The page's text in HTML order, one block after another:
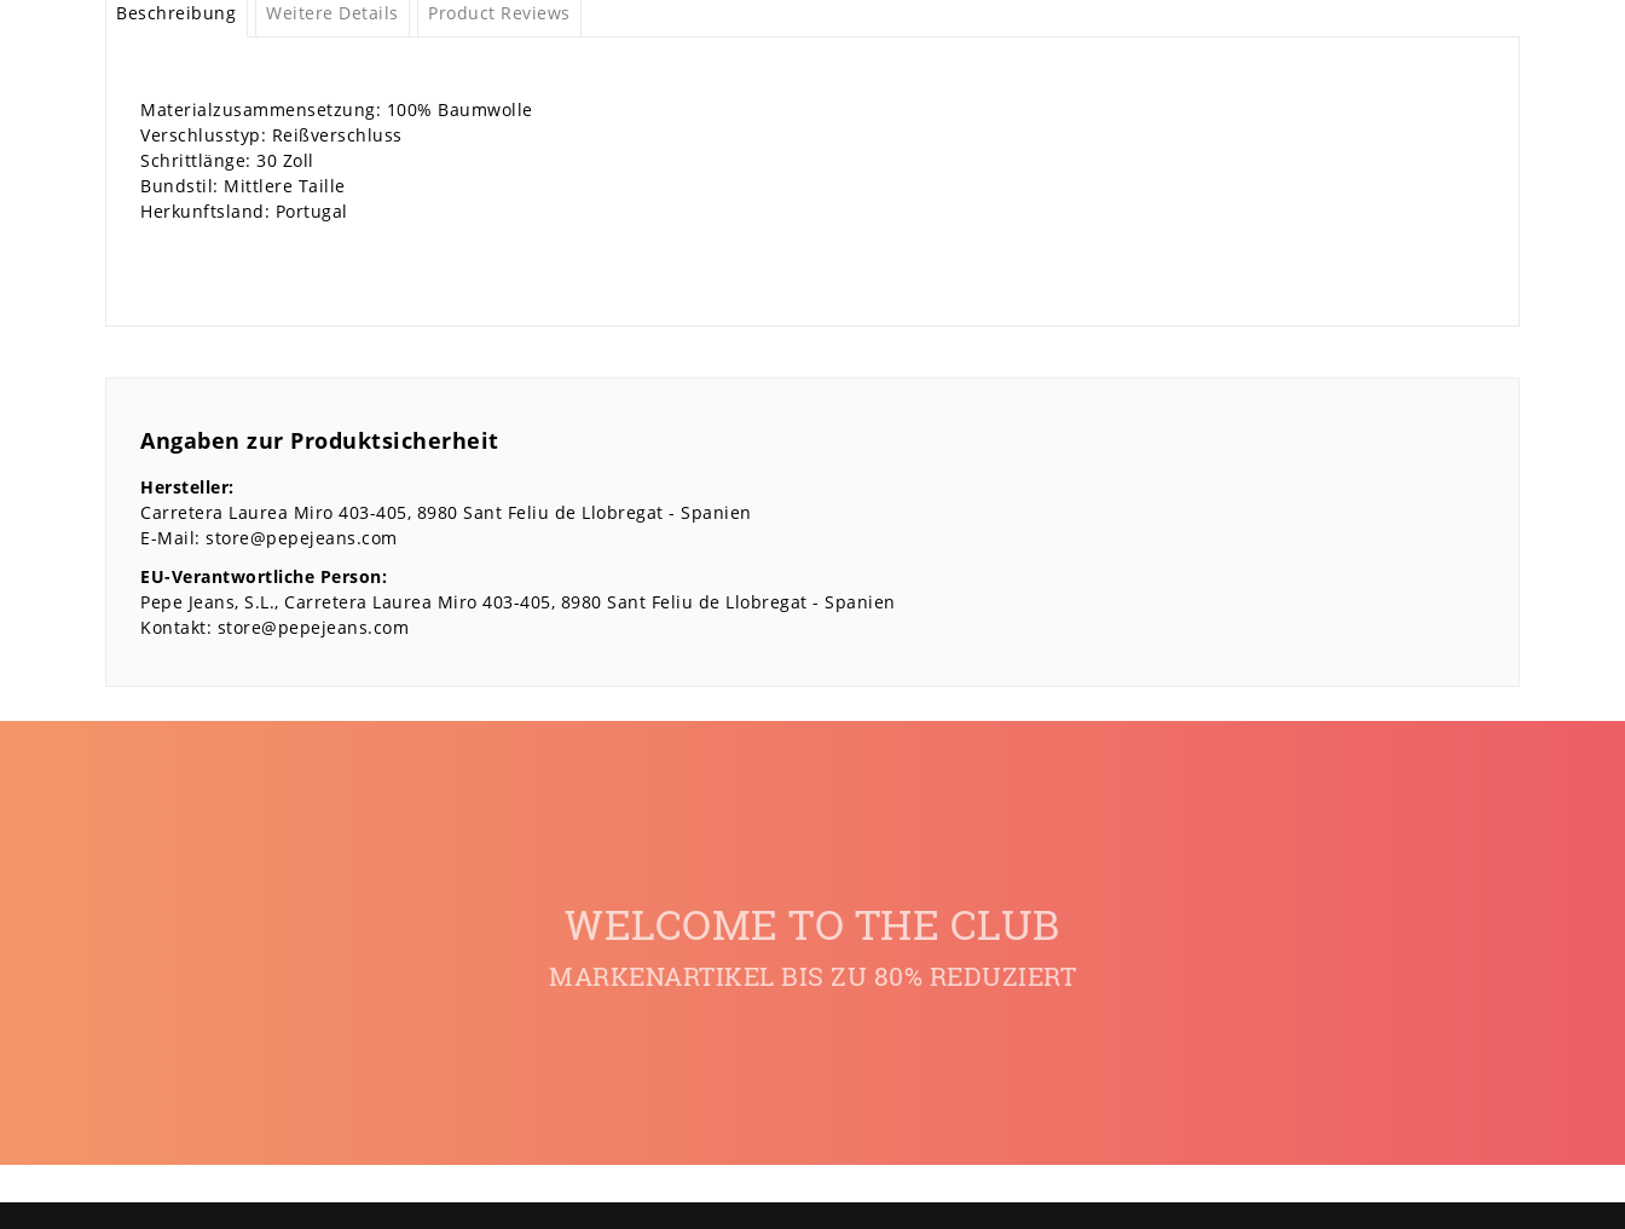
Beschreibung Weitere Details Product Reviews
Materialzusammensetzung: 100% Baumwolle
Verschlusstyp: Reißverschluss
Schrittlänge: 30 Zoll
Bundstil: Mittlere Taille
Herkunftsland: Portugal
Angaben zur Produktsicherheit
Hersteller:
Carretera Laurea Miro 403-405 8980 Sant Feliu de Llobregat
Spanien
E-Mail: store@pepejeans.com
EU-Verantwortliche Person:
Pepe Jeans, S.L. Carretera Laurea Miro 403-405 8980 Sant Feliu de Llobregat
Spanien
Kontakt: store@pepejeans.com
WELCOME TO THE CLUB
MARKENARTIKEL BIS ZU 80% REDUZIERT